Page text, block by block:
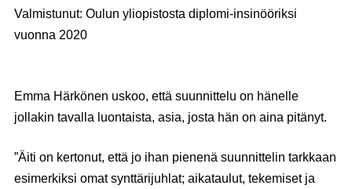
Valmistunut: Oulun yliopistosta diplomi-insinööriksi
vuonna 2020
Emma Härkönen uskoo, että suunnittelu on hänelle
jollakin tavalla luontaista, asia, josta hän on aina pitänyt.
”Äiti on kertonut, että jo ihan pienenä suunnittelin tarkkaan
esimerkiksi omat synttärijuhlat; aikataulut, tekemiset ja